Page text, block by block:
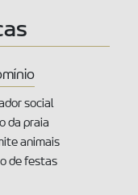
social
da praia
animais
de festas